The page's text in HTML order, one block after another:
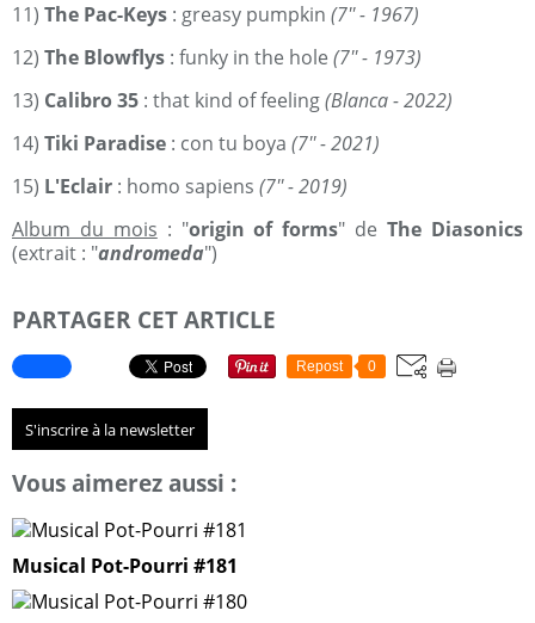
11) The Pac-Keys : greasy pumpkin (7'' - 1967)
12) The Blowflys : funky in the hole (7'' - 1973)
13) Calibro 35 : that kind of feeling(Blanca - 2022)
14) Tiki Paradise : con tu boya (7'' - 2021)
15) L'Eclair : homo sapiens (7'' - 2019)
Album du mois : "origin of forms" deThe Diasonics
(extrait : "andromeda")
PARTAGER CET ARTICLE
Repost 0
S'inscrire à la newsletter
Vous aimerez aussi :
Musical Pot-Pourri #181